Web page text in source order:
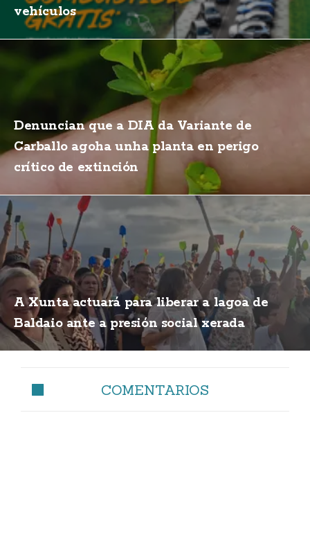
vehículos
Denuncian que a DIA da Variante de
Carballo agoha unha planta en perigo
crítico de extinción
A Xunta actuará para liberar a lagoa de
Baldaio ante a presión social xerada
COMENTARIOS